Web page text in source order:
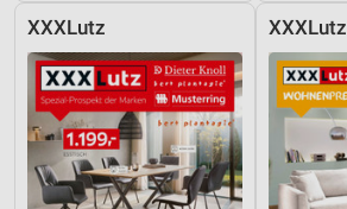
XXXLutz XXXLutz